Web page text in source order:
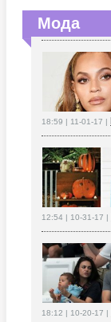
Мода
18:59 | 11-01-17 |
12:54 | 10-31-17 |
18:12 | 10-20-17 |